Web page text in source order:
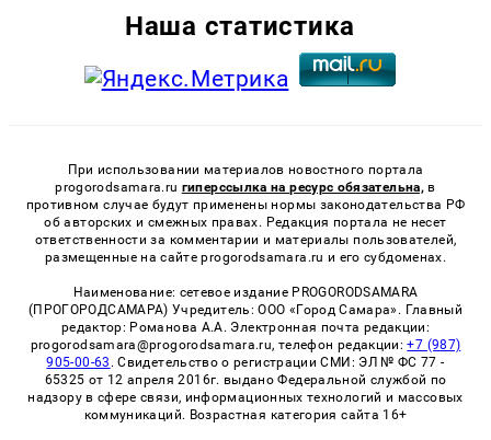
Наша статистика
При использовании материалов новостного портала
progorodsamara.ru гиперссылка на ресурс обязательна, в
противном случае будут применены нормы законодательства РФ
об авторских и смежных правах. Редакция портала не несет
ответственности за комментарии и материалы пользователей,
размещенные на сайте progorodsamara.ru и его субдоменах.
Наименование: сетевое издание PROGORODSAMARA
(ПРОГОРОДСАМАРА) Учредитель: ООО «Город Самара». Главный
редактор: Романова А.А. Электронная почта редакции:
progorodsamara@progorodsamara.ru, телефон редакции:+7 (987)
905-00-63 . Свидетельство о регистрации СМИ: ЭЛ № ФС 77 -
65325 от 12 апреля 2016г. выдано Федеральной службой по
надзору в сфере связи, информационных технологий и массовых
коммуникаций. Возрастная категория сайта 16+